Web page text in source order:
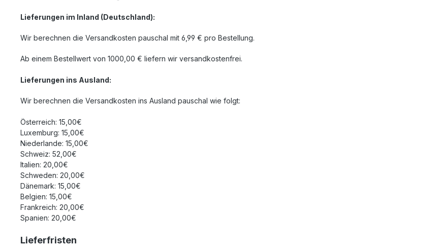
Lieferungen im Inland (Deutschland):
Wir berechnen die Versandkosten pauschal mit 6,99 € pro Bestellung.
Ab einem Bestellwert von 1000,00 € liefern wir versandkostenfrei.
Lieferungen ins Ausland:
Wir berechnen die Versandkosten ins Ausland pauschal wie folgt:
Österreich: 15,00€
Luxemburg: 15,00€
Niederlande: 15,00€
Schweiz: 52,00€
Italien: 20,00€
Schweden: 20,00€
Dänemark: 15,00€
Belgien: 15,00€
Frankreich: 20,00€
Spanien: 20,00€
Lieferfristen